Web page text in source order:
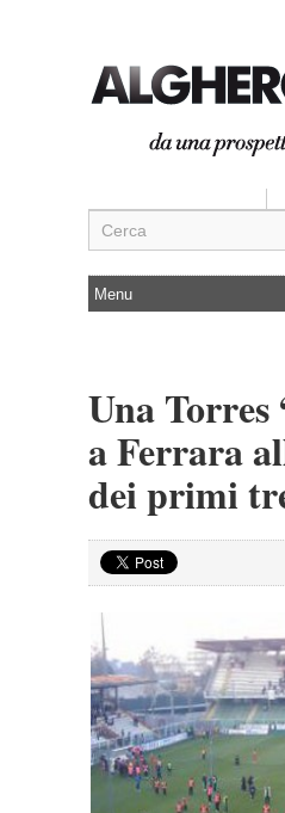
Una Torres
a Ferrara
dei primi